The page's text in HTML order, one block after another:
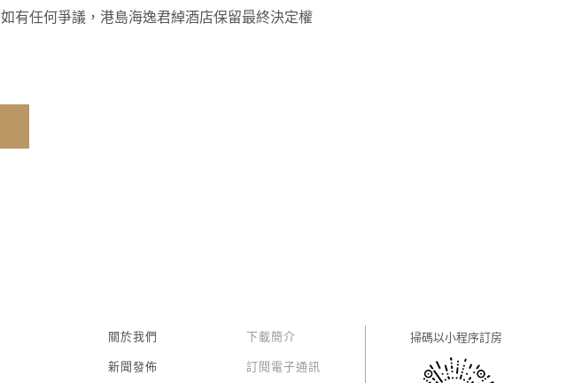
如有任何爭議，港島海逸君綽酒店保留最終決定權
關於我們
新聞發佈
下載簡介
訂閱電子通訊
掃碼以小程序訂房